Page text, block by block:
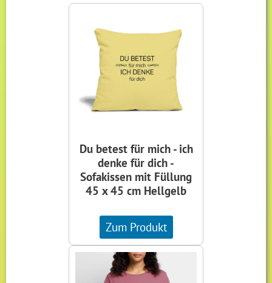
Du betest für mich - ich
denke für dich -
Sofakissen mit Füllung
45 x 45 cm Hellgelb
Zum Produkt